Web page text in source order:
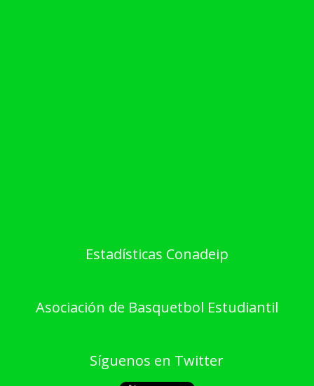
Estadísticas Conadeip
Asociación de Basquetbol Estudiantil
Síguenos en Twitter